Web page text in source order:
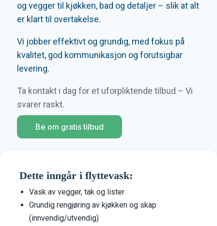
og vegger til kjøkken, bad og detaljer – slik at alt
er klart til overtakelse.
Vi jobber effektivt og grundig, med fokus på
kvalitet, god kommunikasjon og forutsigbar
levering.
Ta kontakt i dag for et uforpliktende tilbud – Vi
svarer raskt.
Be om gratis tilbud
Dette inngår i flyttevask:
Vask av vegger, tak og lister
Grundig rengjøring av kjøkken og skap
(innvendig/utvendig)